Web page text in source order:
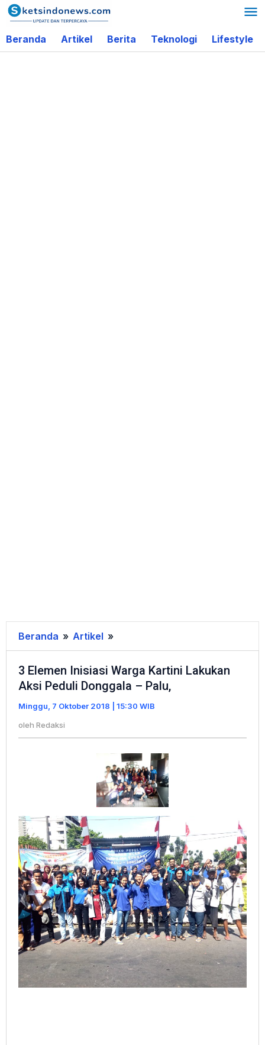
Lewati
ke
konten
Beranda Artikel Berita Teknologi Lifestyle
Beranda » Artikel »
Elemen
Inisiasi
Warga
Kartini
Aksi
Peduli
Donggala
-
Palu,
3 Elemen Inisiasi Warga Kartini Lakukan
Aksi Peduli Donggala – Palu,
Minggu, 7 Oktober 2018 | 15:30 WIB
oleh Redaksi